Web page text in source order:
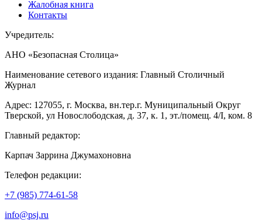
Жалобная книга
Контакты
Учредитель:
АНО «Безопасная Столица»
Наименование сетевого издания: Главный Столичный
Журнал
Адрес: 127055, г. Москва, вн.тер.г. Муниципальный Округ
Тверской, ул Новослободская, д. 37, к. 1, эт./помещ. 4/I, ком. 8
Главный редактор:
Карпач Заррина Джумахоновна
Телефон редакции:
+7 (985) 774-61-58
info@psj.ru